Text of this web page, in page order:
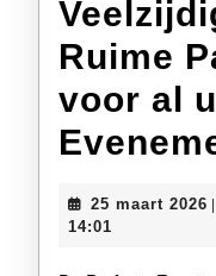
Ruime
voor al
25 maart 2026
14:01